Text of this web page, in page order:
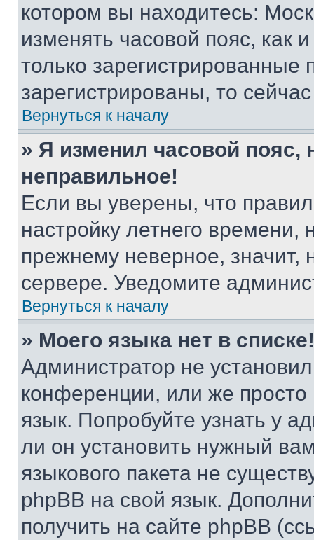
котором вы находитесь:
изменять часовой пояс, как
только
зарегистрированы, то
Вернуться к началу
» Я изменил часовой пояс,
неправильное!
Если вы уверены, что
настройку летнего
прежнему неверное, значит,
сервере. Уведомите
Вернуться к началу
» Моего языка нет в списке!
Администратор не
конференции, или же
язык. Попробуйте узнать у
ли он установить нужный
языкового пакета не
phpBB на свой язык.
получить на сайте phpBB